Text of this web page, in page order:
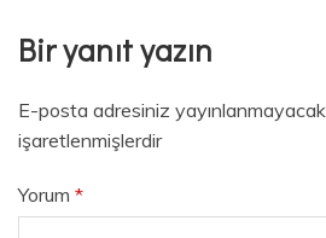
Bir yanıt yazın
E-posta adresiniz yayınlanmayacak.
işaretlenmişlerdir
Yorum *